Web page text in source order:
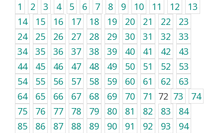
1 2 3 4 5 6 7 8 9 10 11 12
13
14
15 16 17 18 19 20 21 22
23
24
25 26 27 28 29 30 31 32
33
34
35 36 37 38 39 40 41 42
43
44
45 46 47 48 49 50 51 52
53
54
55 56 57 58 59 60 61 62
63
64
65 66 67 68 69 70 71 72 73
74
75
76 77 78 79 80 81 82 83
84
85
86 87 88 89 90 91 92 93
94